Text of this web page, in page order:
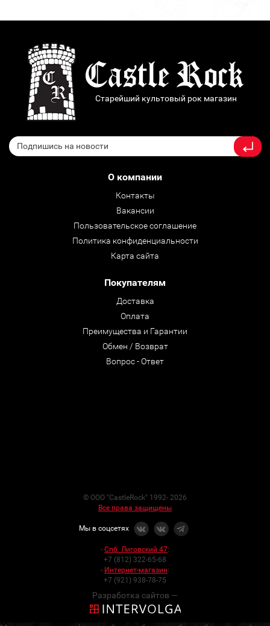
Старейший культовый рок магазин
О компании
Контакты
Вакансии
Пользовательское соглашение
Политика конфиденциальности
Карта сайта
Покупателям
Доставка
Оплата
Преимущества и Гарантии
Обмен / Возврат
Вопрос - Ответ
© ООО "CastleRock" 1992- 2026
Все права защищены
Мы в соцсетях
- Спб. Лиговский 47:
+7 (812) 322-65-68
- Интернет-магазин:
+7 (921) 938-78-75
Разработка сайтов —